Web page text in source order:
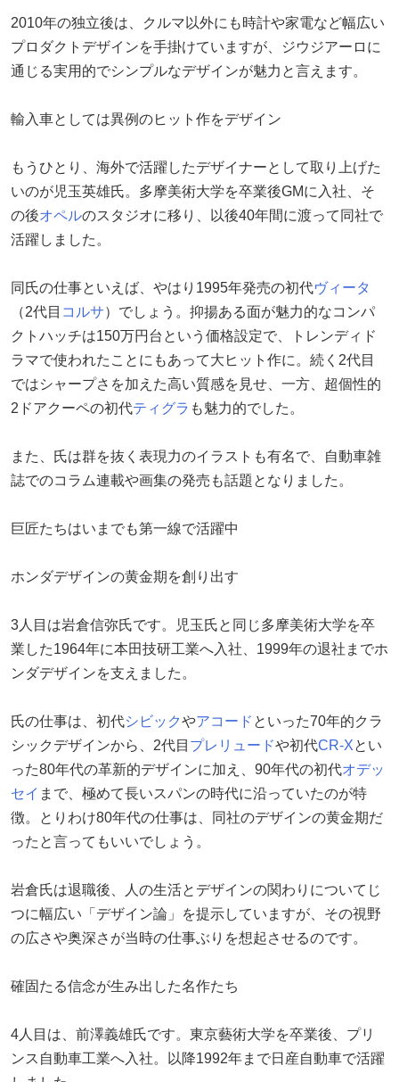
2010年の独立後は、クルマ以外にも時計や家電など幅広い
プロダクトデザインを手掛けていますが、ジウジアーロに
通じる実用的でシンプルなデザインが魅力と言えます。
輸入車としては異例のヒット作をデザイン
もうひとり、海外で活躍したデザイナーとして取り上げた
いのが児玉英雄氏。多摩美術大学を卒業後GMに入社、そ
の後オペルのスタジオに移り、以後40年間に渡って同社で
活躍しました。
同氏の仕事といえば、やはり1995年発売の初代ヴィータ
（2代目 コルサ）でしょう。抑揚ある面が魅力的なコンパ
クトハッチは150万円台という価格設定で、トレンディド
ラマで使われたことにもあって大ヒット作に。続く2代目
ではシャープさを加えた高い質感を見せ、一方、超個性的
2ドアクーペの初代ティグラ も魅力的でした。
また、氏は群を抜く表現力のイラストも有名で、自動車雑
誌でのコラム連載や画集の発売も話題となりました。
巨匠たちはいまでも第一線で活躍中
ホンダデザインの黄金期を創り出す
3人目は岩倉信弥氏です。児玉氏と同じ多摩美術大学を卒
業した1964年に本田技研工業へ入社、1999年の退社までホ
ンダデザインを支えました。
氏の仕事は、初代シビックやアコード といった70年的クラ
シックデザインから、2代目 プレリュードや初代CR-Xとい
った80年代の革新的デザインに加え、90年代の初代オデッ
セイ まで、極めて長いスパンの時代に沿っていたのが特
徴。とりわけ80年代の仕事は、同社のデザインの黄金期だ
ったと言ってもいいでしょう。
岩倉氏は退職後、人の生活とデザインの関わりについてじ
つに幅広い「デザイン論」を提示していますが、その視野
の広さや奥深さが当時の仕事ぶりを想起させるのです。
確固たる信念が生み出した名作たち
4人目は、前澤義雄氏です。東京藝術大学を卒業後、プリ
ンス自動車工業へ入社。以降1992年まで日産自動車で活躍